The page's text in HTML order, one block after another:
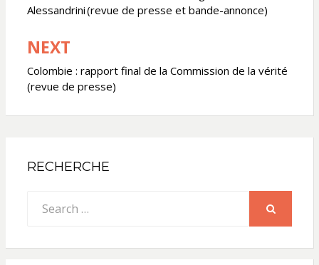
l’article
Alessandrini (revue de presse et bande-annonce)
NEXT
Colombie : rapport final de la Commission de la vérité
(revue de presse)
RECHERCHE
for: